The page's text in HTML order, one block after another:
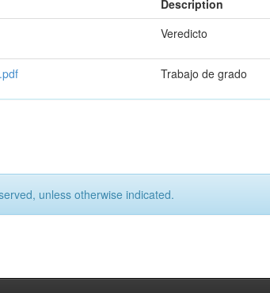
Description
Veredicto
Trabajo de grado
unless otherwise indicated.